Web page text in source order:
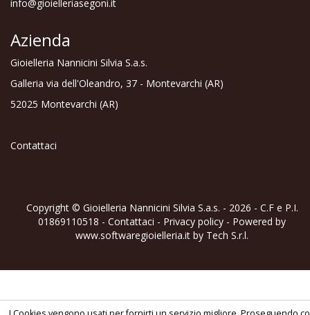
info@gioielleriasegoni.it
Azienda
Gioielleria Nannicini Silvia S.a.s.
Galleria via dell'Oleandro, 37 - Montevarchi (AR)
52025 Montevarchi (AR)
Contattaci
Copyright © Gioielleria Nannicini Silvia S.a.s. - 2026 - C.F e P.I.
01869110518 - Contattaci - Privacy policy - Powered by
www.softwaregioielleria.it by Tech S.r.l.